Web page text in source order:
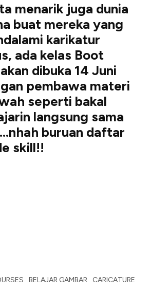
menarik juga dunia
buat mereka yang
karikatur
ada kelas Boot
dibuka 14 Juni
pembawa materi
seperti bakal
langsung sama
buruan daftar
skill!!
BELAJAR GAMBAR CARICATURE